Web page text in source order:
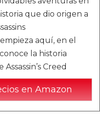
que dio origen a
aquí, en el
la historia
Creed
en Amazon